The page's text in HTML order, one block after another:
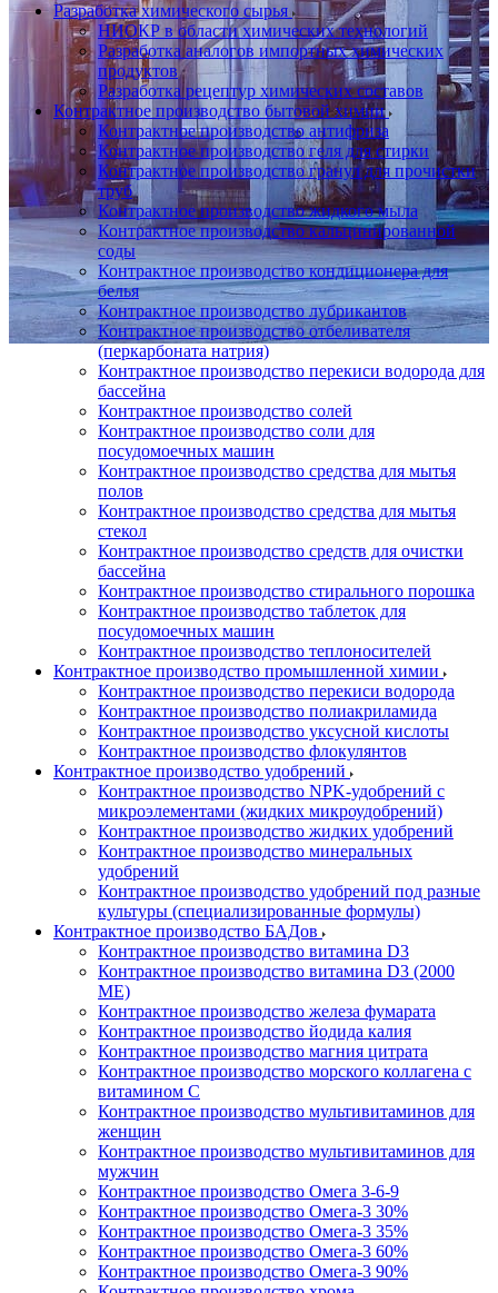
Разработка химического сырья
НИОКР в области химических технологий
Разработка аналогов импортных химических
продуктов
Разработка рецептур химических составов
Контрактное производство бытовой химии
Контрактное производство антифриза
Контрактное производство геля для стирки
Контрактное производство гранул для прочистки
труб
Контрактное производство жидкого мыла
Контрактное производство кальцинированной
соды
Контрактное производство кондиционера для
белья
Контрактное производство лубрикантов
Контрактное производство отбеливателя
(перкарбоната натрия)
Контрактное производство перекиси водорода для
бассейна
Контрактное производство солей
Контрактное производство соли для
посудомоечных машин
Контрактное производство средства для мытья
полов
Контрактное производство средства для мытья
стекол
Контрактное производство средств для очистки
бассейна
Контрактное производство стирального порошка
Контрактное производство таблеток для
посудомоечных машин
Контрактное производство теплоносителей
Контрактное производство промышленной химии
Контрактное производство перекиси водорода
Контрактное производство полиакриламида
Контрактное производство уксусной кислоты
Контрактное производство флокулянтов
Контрактное производство удобрений
Контрактное производство NPK-удобрений с
микроэлементами (жидких микроудобрений)
Контрактное производство жидких удобрений
Контрактное производство минеральных
удобрений
Контрактное производство удобрений под разные
культуры (специализированные формулы)
Контрактное производство БАДов
Контрактное производство витамина D3
Контрактное производство витамина D3 (2000
МЕ)
Контрактное производство железа фумарата
Контрактное производство йодида калия
Контрактное производство магния цитрата
Контрактное производство морского коллагена с
витамином С
Контрактное производство мультивитаминов для
женщин
Контрактное производство мультивитаминов для
мужчин
Контрактное производство Омега 3-6-9
Контрактное производство Омега-3 30%
Контрактное производство Омега-3 35%
Контрактное производство Омега-3 60%
Контрактное производство Омега-3 90%